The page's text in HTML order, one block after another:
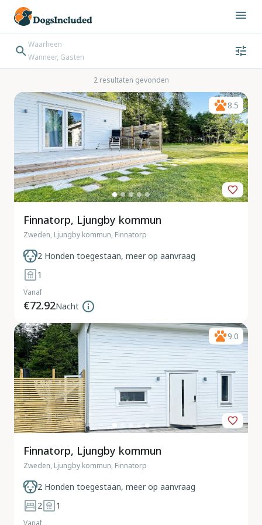
Waarheen
Wanneer, Gasten
Bestemming zoeken
Inchecken → Uitchecken2 resultaten gevonden
8.5
Finnatorp, Ljungby kommun
Zweden, Ljungby kommun, Finnatorp
2 Honden toegestaan, meer op aanvraag
1
Vanaf
€72.92Nacht
9.0
Finnatorp, Ljungby kommun
Zweden, Ljungby kommun, Finnatorp
2 Honden toegestaan, meer op aanvraag
2
1
Vanaf